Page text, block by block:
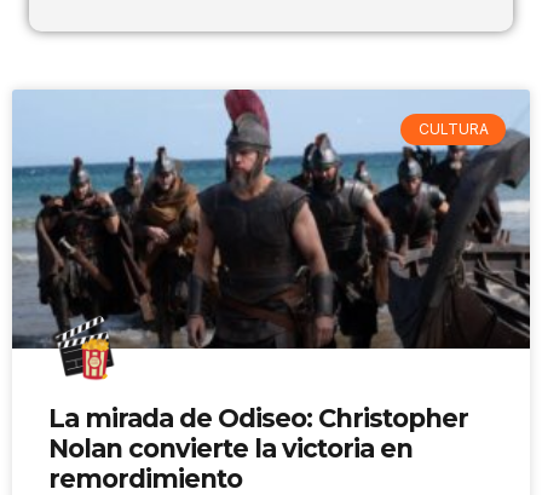
CULTURA
La mirada de Odiseo: Christopher
Nolan convierte la victoria en
remordimiento